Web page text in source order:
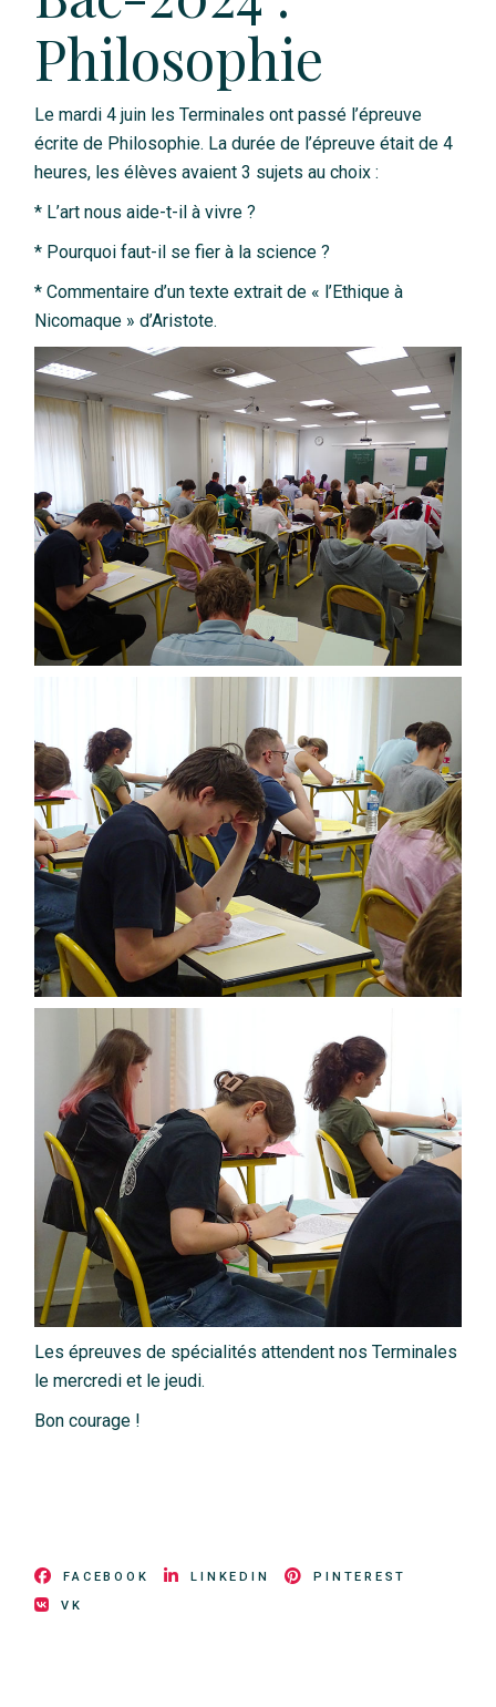
Philosophie
Le mardi 4 juin les Terminales ont passé l’épreuve
écrite de Philosophie. La durée de l’épreuve était de 4
heures, les élèves avaient 3 sujets au choix :
* L’art nous aide-t-il à vivre ?
* Pourquoi faut-il se fier à la science ?
* Commentaire d’un texte extrait de « l’Ethique à
Nicomaque » d’Aristote.
Les épreuves de spécialités attendent nos Terminales
le mercredi et le jeudi.
Bon courage !
FACEBOOK LINKEDIN
PINTEREST
VK